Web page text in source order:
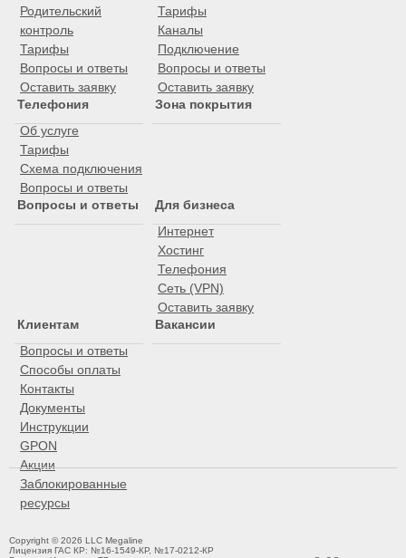
Родительский
контроль
Тарифы
Вопросы и ответы
Оставить заявку
Тарифы
Каналы
Подключение
Вопросы и ответы
Оставить заявку
Телефония
Об услуге
Тарифы
Схема подключения
Вопросы и ответы
Зона покрытия
Вопросы и ответы
Для бизнеса
Интернет
Хостинг
Телефония
Сеть (VPN)
Оставить заявку
Клиентам
Вопросы и ответы
Способы оплаты
Контакты
Документы
Инструкции
GPON
Акции
Заблокированные
ресурсы
Вакансии
Copyright © 2026 LLC Megaline
Лицензия ГАС КР: №16-1549-КР, №17-0212-КР